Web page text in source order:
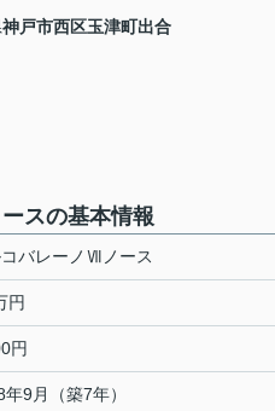
神戸市西区玉津町出合
スの基本情報
バレーノⅦノース
円
円
年9月（築7年）